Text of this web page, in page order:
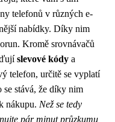
telefonů v různých e-
nabídky. Díky nim
Kromě srovnávačů
slevové kódy a
telefon, určitě se vyplatí
se stává, že díky nim
nákupu. Než se tedy
pár minut průzkumu